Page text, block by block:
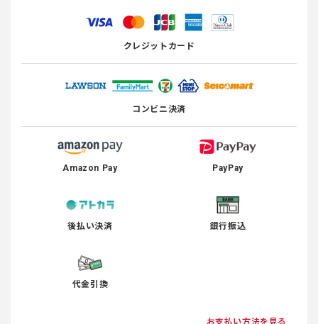
クレジットカード
コンビニ決済
Amazon Pay PayPay
後払い決済 銀行振込
代金引換
お支払い方法を見る